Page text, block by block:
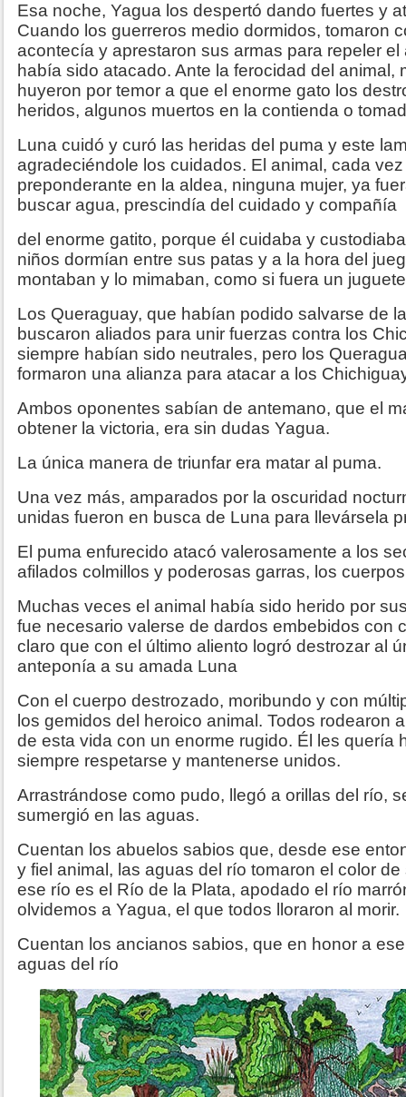
Esa noche, Yagua los despertó dando fuertes y
Cuando los guerreros medio dormidos, tomaron
acontecía y aprestaron sus armas para repeler el
había sido atacado. Ante la ferocidad del animal,
huyeron por temor a que el enorme gato los
heridos, algunos muertos en la contienda o
Luna cuidó y curó las heridas del puma y este
agradeciéndole los cuidados. El animal, cada
preponderante en la aldea, ninguna mujer, ya
buscar agua, prescindía del cuidado y compañía
del enorme gatito, porque él cuidaba y
niños dormían entre sus patas y a la hora del
montaban y lo mimaban, como si fuera un
Los Queraguay, que habían podido salvarse de
buscaron aliados para unir fuerzas contra los
siempre habían sido neutrales, pero los
formaron una alianza para atacar a los
Ambos oponentes sabían de antemano, que el
obtener la victoria, era sin dudas Yagua.
La única manera de triunfar era matar al puma.
Una vez más, amparados por la oscuridad
unidas fueron en busca de Luna para llevársela
El puma enfurecido atacó valerosamente a los
afilados colmillos y poderosas garras, los
Muchas veces el animal había sido herido por
fue necesario valerse de dardos embebidos con
claro que con el último aliento logró destrozar al
anteponía a su amada Luna
Con el cuerpo destrozado, moribundo y con
los gemidos del heroico animal. Todos rodearon
de esta vida con un enorme rugido. Él les quería
siempre respetarse y mantenerse unidos.
Arrastrándose como pudo, llegó a orillas del río,
sumergió en las aguas.
Cuentan los abuelos sabios que, desde ese
y fiel animal, las aguas del río tomaron el color
ese río es el Río de la Plata, apodado el río
olvidemos a Yagua, el que todos lloraron al morir.
Cuentan los ancianos sabios, que en honor a
aguas del río